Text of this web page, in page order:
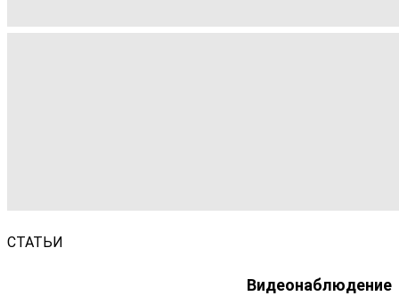
СТАТЬИ
Видеонаблюдение